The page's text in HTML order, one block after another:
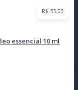
essencial 10 ml
R$ 55,00